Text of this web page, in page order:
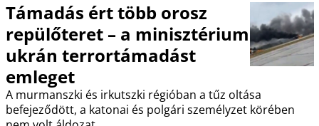
Támadás ért több orosz
repülőteret – a minisztérium
ukrán terrortámadást
emleget
A murmanszki és irkutszki régióban a tűz oltása
befejeződött, a katonai és polgári személyzet körében